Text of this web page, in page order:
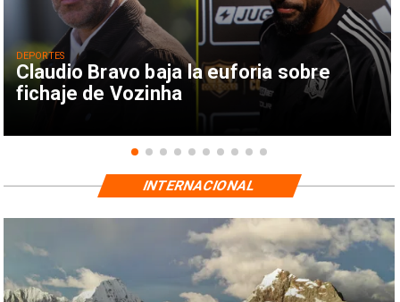
Claudio Bravo baja la euforia sobre
fichaje de Vozinha
DEPORTES
INTERNACIONAL